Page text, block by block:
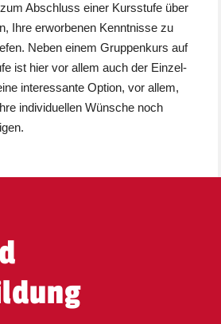
Abschluss einer Kursstufe über
Ihre erworbenen Kenntnisse zu
Neben einem Gruppenkurs auf
ist hier vor allem auch der Einzel-
interessante Option, vor allem,
individuellen Wünsche noch